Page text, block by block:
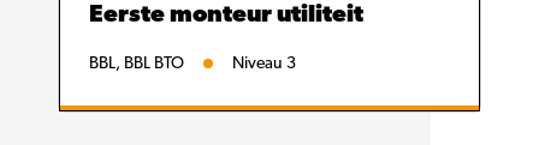
Eerste monteur utiliteit
BBL, BBL BTO Niveau 3